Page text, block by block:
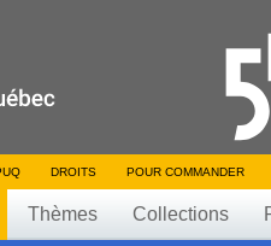
DROITS POUR COMMANDER
Thèmes Collections